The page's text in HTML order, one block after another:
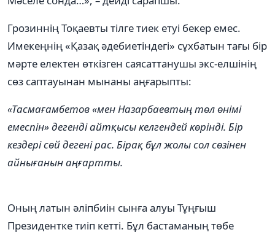
Грозиннің Тоқаевты тілге тиек етуі бекер емес.
Имекеңнің «Қазақ әдебиетіндегі» сұхбатын тағы бір
мәрте електен өткізген саясаттанушы экс-елшінің
cөз саптауынан мынаны аңғарыпты:
«Тасмағамбетов «мен Назарбаевтың төл өнімі
емеспін» дегенді айтқысы келгендей көрінді. Бір
кездері сөй дегені рас. Бірақ бұл жолы сол сөзінен
айнығанын аңғартты.
Оның латын әліпбиін сынға алуы Тұңғыш
Президентке тиіп кетті. Бұл бастаманың төбе